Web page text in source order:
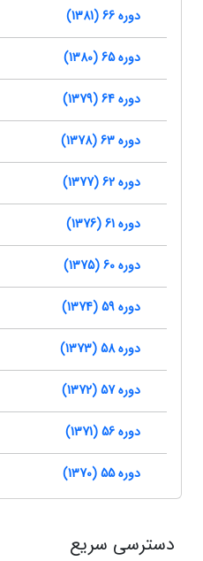
دوره 66 (1381)
دوره 65 (1380)
دوره 64 (1379)
دوره 63 (1378)
دوره 62 (1377)
دوره 61 (1376)
دوره 60 (1375)
دوره 59 (1374)
دوره 58 (1373)
دوره 57 (1372)
دوره 56 (1371)
دوره 55 (1370)
دسترسی سریع